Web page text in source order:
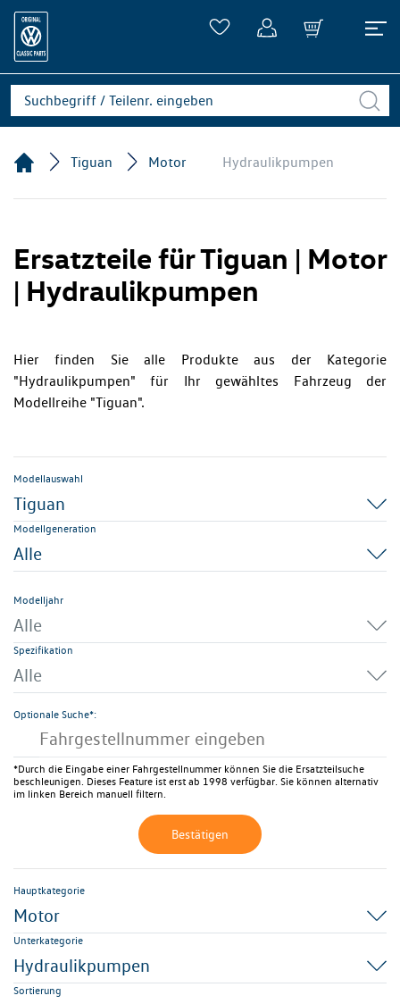
Tiguan Motor Hydraulikpumpen
Ersatzteile für Tiguan | Motor
| Hydraulikpumpen
Hier finden Sie alle Produkte aus der Kategorie
"Hydraulikpumpen" für Ihr gewähltes Fahrzeug der
Modellreihe "Tiguan".
Modellauswahl
Tiguan
Modellgeneration
Alle
Modelljahr
Alle
Spezifikation
Alle
Optionale Suche*:
*Durch die Eingabe einer Fahrgestellnummer können Sie die Ersatzteilsuche
beschleunigen. Dieses Feature ist erst ab 1998 verfügbar. Sie können alternativ
im linken Bereich manuell filtern.
Bestätigen
Hauptkategorie
Motor
Unterkategorie
Hydraulikpumpen
Sortierung